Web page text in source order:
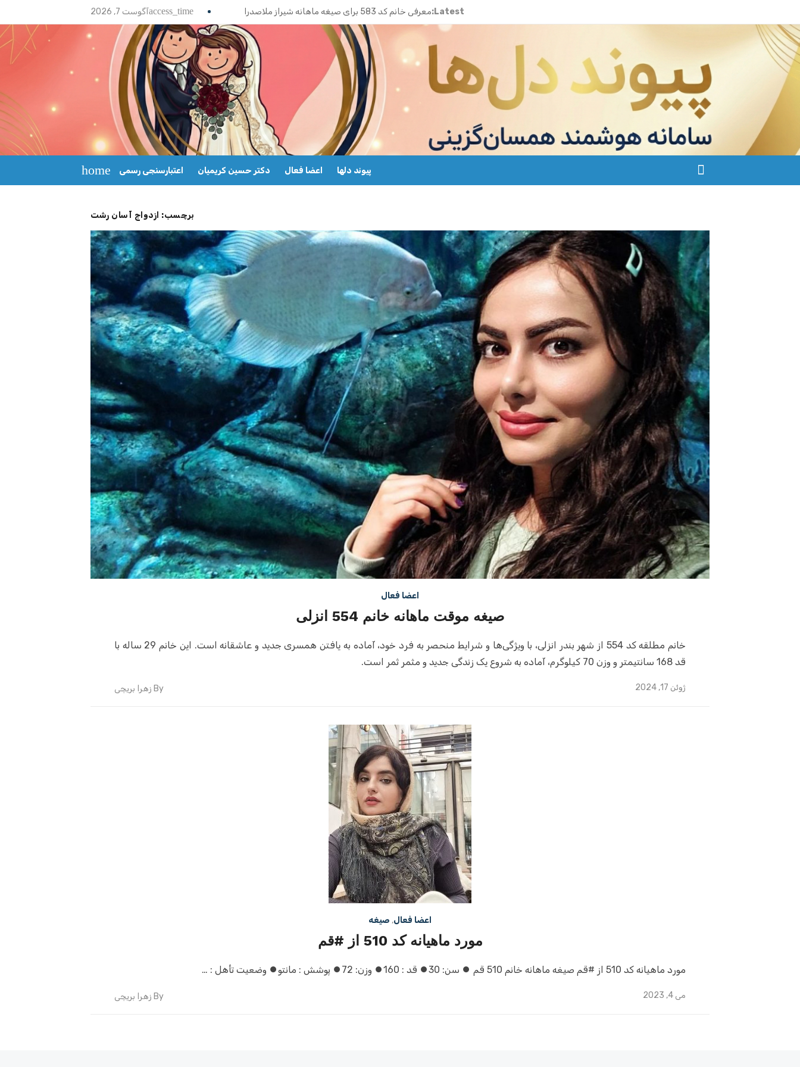
to
content
access_timeآگوست 7, 2026 Latest:
معرفی خانم کد 583 برای صیغه ماهانه شیراز ملاصدرا
ازدواج موقت ماهیانه تبریز | خانم کد 592
ازدواج موقت ماهیانه رامسر | خانم کد 591
ازدواج موقت ماهیانه تهران گیشا | خانم کد 590
ازدواج موقت ماهیانه اصفهان | معرفی خانم کد 589
معرفی خانم کد 588 برای ازدواج موقت ماهیانه کرج در مهرشهر
بزرگترین سایت صیغه یابی از سراسر ایران
home پیوند دلها اعضا فعال دکتر حسین کریمیان اعتبارسنجی رسمی
برچسب: ازدواج آسان رشت
اعضا فعال
صیغه موقت ماهانه خانم 554 انزلی
خانم مطلقه کد 554 از شهر بندر انزلی، با ویژگی‌ها و شرایط منحصر به فرد خود، آماده به یافتن همسری جدید و عاشقانه است. این خانم 29 ساله با
قد 168 سانتیمتر و وزن 70 کیلوگرم، آماده به شروع یک زندگی جدید و مثمر ثمر است.
By زهرا بریچی
Posted
ژوئن 17, 2024
اعضا فعال, صیغه
مورد ماهیانه کد 510 از #قم
مورد ماهیانه کد 510 از #قم صیغه ماهانه خانم 510 قم ⏺ سن: 30⏺ قد : 160⏺ وزن: 72⏺ پوشش : مانتو⏺ وضعیت تأهل : …
By زهرا بریچی
Posted
می 4, 2023